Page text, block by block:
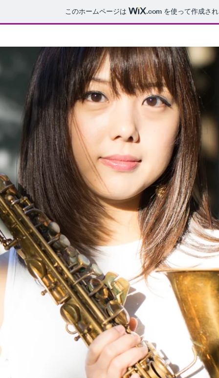
このホームページは .com を使って作成さ